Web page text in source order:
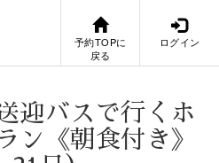
予約TOPに
戻る
ログイン
迎バスで行くホ
ン《朝食付き》